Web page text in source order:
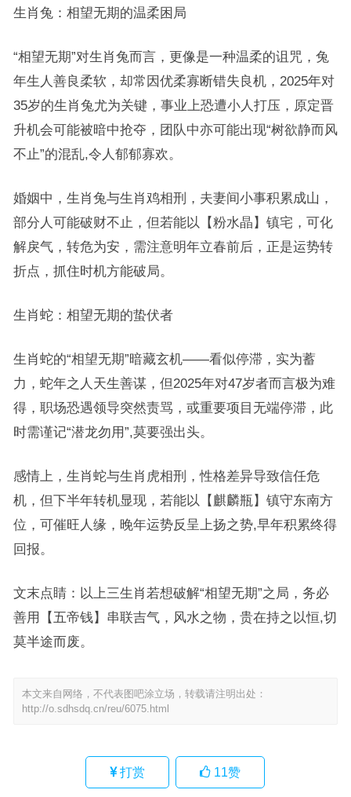
生肖兔：相望无期的温柔困局
“相望无期”对生肖兔而言，更像是一种温柔的诅咒，兔
年生人善良柔软，却常因优柔寡断错失良机，2025年对
35岁的生肖兔尤为关键，事业上恐遭小人打压，原定晋
升机会可能被暗中抢夺，团队中亦可能出现“树欲静而风
不止”的混乱,令人郁郁寡欢。
婚姻中，生肖兔与生肖鸡相刑，夫妻间小事积累成山，
部分人可能破财不止，但若能以【粉水晶】镇宅，可化
解戾气，转危为安，需注意明年立春前后，正是运势转
折点，抓住时机方能破局。
生肖蛇：相望无期的蛰伏者
生肖蛇的“相望无期”暗藏玄机——看似停滞，实为蓄
力，蛇年之人天生善谋，但2025年对47岁者而言极为难
得，职场恐遇领导突然责骂，或重要项目无端停滞，此
时需谨记“潜龙勿用”,莫要强出头。
感情上，生肖蛇与生肖虎相刑，性格差异导致信任危
机，但下半年转机显现，若能以【麒麟瓶】镇守东南方
位，可催旺人缘，晚年运势反呈上扬之势,早年积累终得
回报。
文末点睛：以上三生肖若想破解“相望无期”之局，务必
善用【五帝钱】串联吉气，风水之物，贵在持之以恒,切
莫半途而废。
本文来自网络，不代表图吧涂立场，转载请注明出处：
http://o.sdhsdq.cn/reu/6075.html
打赏 11赞